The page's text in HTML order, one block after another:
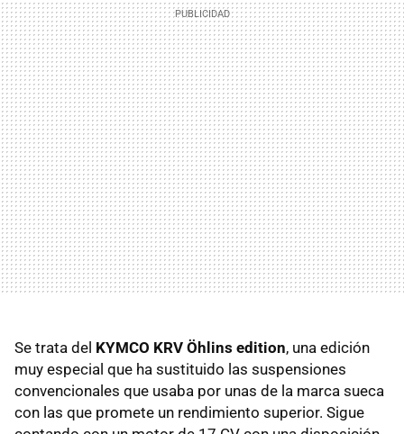
Se trata del KYMCO KRV Öhlins edition, una edición
muy especial que ha sustituido las suspensiones
convencionales que usaba por unas de la marca sueca
con las que promete un rendimiento superior. Sigue